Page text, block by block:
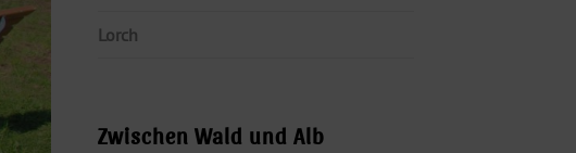
Lorch
Zwischen Wald und Alb